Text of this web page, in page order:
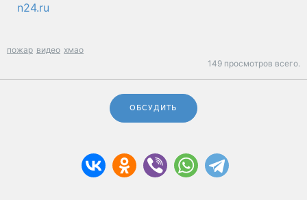
n24.ru
пожар видео хмао
149 просмотров всего.
ОБСУДИТЬ